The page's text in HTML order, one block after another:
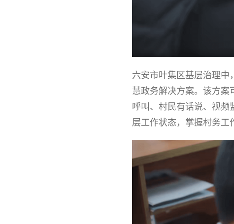
六安市叶集区基层治理中
慧政务解决方案。该方
呼叫、村民有话说、视
层工作状态，掌握村务工